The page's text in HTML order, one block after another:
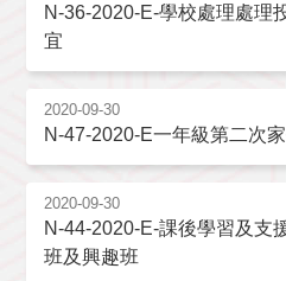
N-36-2020-E-學校處理處理
宜
2020-09-30
N-47-2020-E一年級第二次
2020-09-30
N-44-2020-E-課後學習及支
班及興趣班